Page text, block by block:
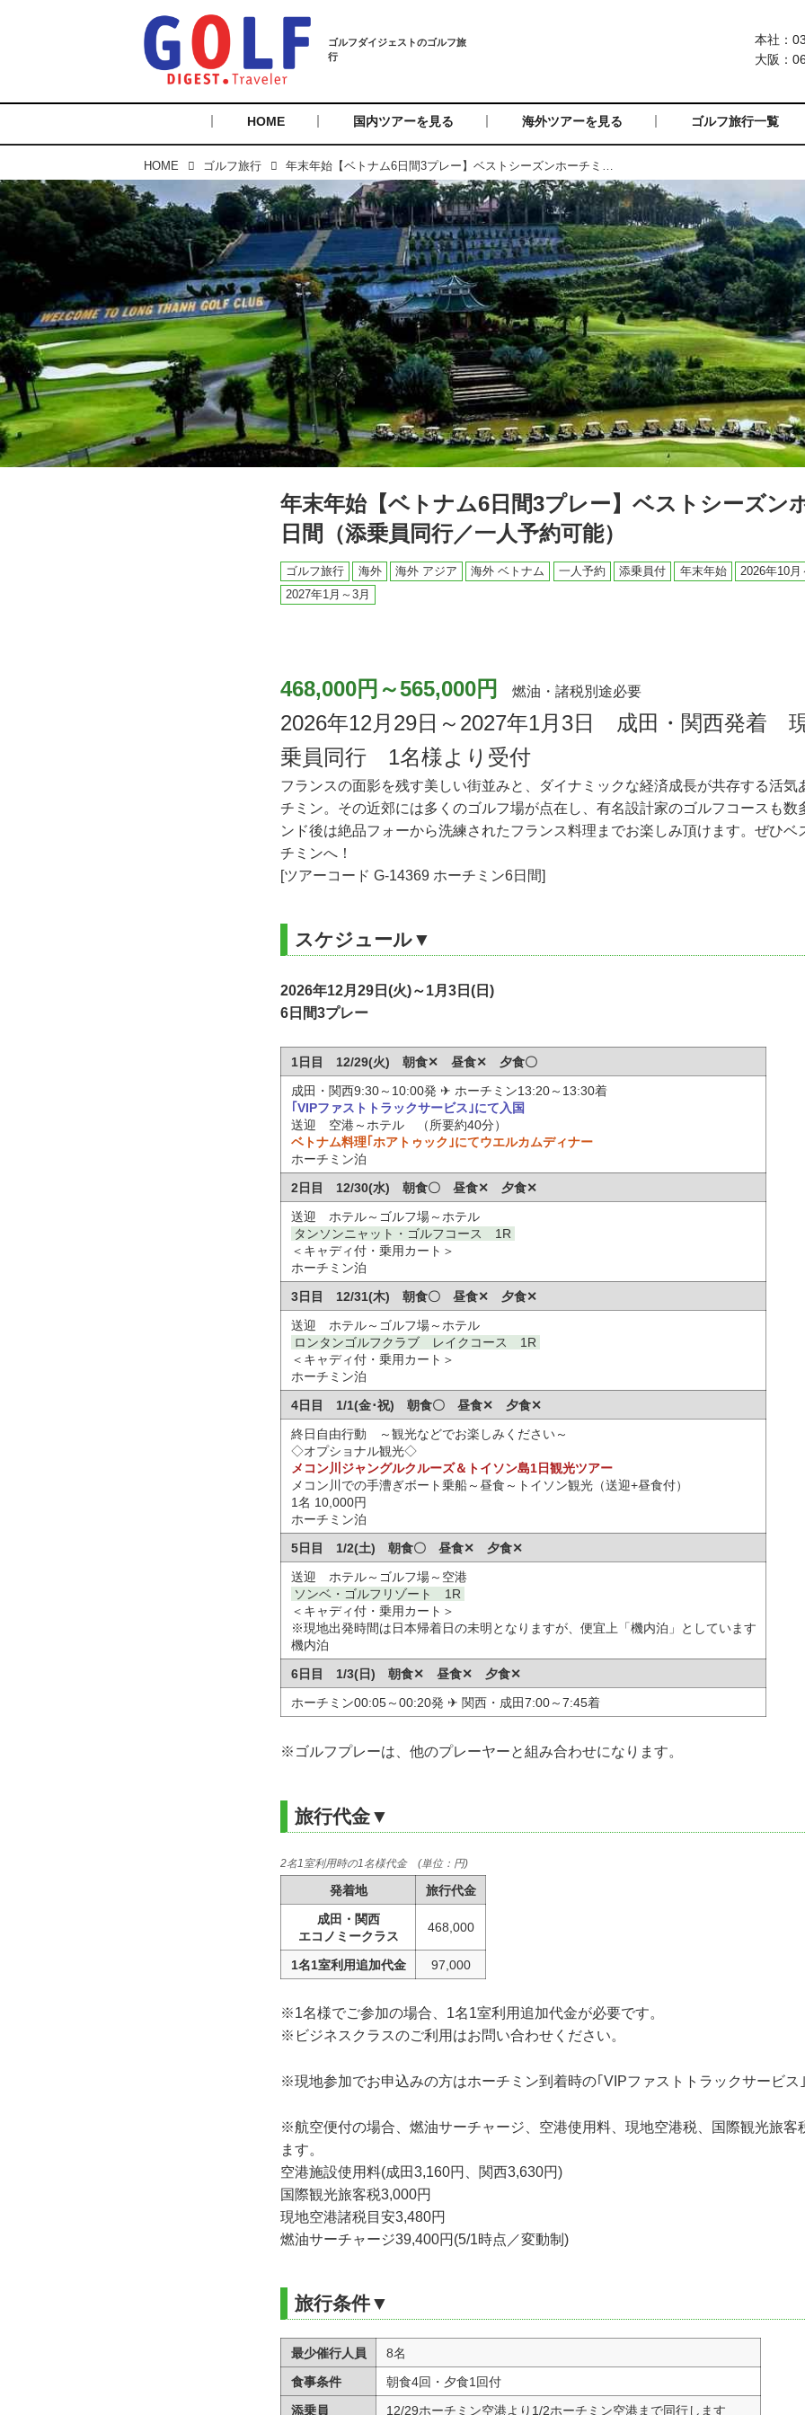
HOME 国内ツアーを見る 海外ツアーを見る ゴルフ旅行一覧
本社：
大阪：
HOME ゴルフ旅行 年末年始【ベトナム6日間3プレー】ベストシーズンホーチミン6日間（添乗員同行／一人予約可能）
年末年始【ベトナム6日間3プレー】ベストシーズン
日間（添乗員同行／一人予約可能）
ゴルフ旅行 海外 海外 アジア 海外 ベトナム 一人予約 添乗員付 年末年始
2026年10月
2027年1月～3月
468,000円～565,000円 燃油・諸税別途必要
2026年12月29日～2027年1月3日 成田・関西発着
乗員同行 1名様より受付
フランスの面影を残す美しい街並みと、ダイナミックな経済成長が共存する活気
チミン。その近郊には多くのゴルフ場が点在し、有名設計家のゴルフコースも数
ンド後は絶品フォーから洗練されたフランス料理までお楽しみ頂けます。ぜひベ
チミンへ！
[ツアーコード G-14369 ホーチミン6日間]
スケジュール▼
2026年12月29日(火)～1月3日(日)
6日間3プレー
1日目 12/29(火) 朝食✕ 昼食✕ 夕食〇
成田・関西9:30～10:00発 ✈ ホーチミン13:20～13:30着
｢VIPファストトラックサービス｣にて入国
送迎 空港～ホテル （所要約40分）
ベトナム料理｢ホアトゥック｣にてウエルカムディナー
ホーチミン泊
2日目 12/30(水) 朝食〇 昼食✕ 夕食✕
送迎 ホテル～ゴルフ場～ホテル
タンソンニャット・ゴルフコース 1R
＜キャディ付・乗用カート＞
ホーチミン泊
3日目 12/31(木) 朝食〇 昼食✕ 夕食✕
送迎 ホテル～ゴルフ場～ホテル
ロンタンゴルフクラブ レイクコース 1R
＜キャディ付・乗用カート＞
ホーチミン泊
4日目 1/1(金･祝) 朝食〇 昼食✕ 夕食✕
終日自由行動 ～観光などでお楽しみください～
◇オプショナル観光◇
メコン川ジャングルクルーズ＆トイソン島1日観光ツアー
メコン川での手漕ぎボート乗船～昼食～トイソン観光（送迎+昼食付）
1名 10,000円
ホーチミン泊
5日目 1/2(土) 朝食〇 昼食✕ 夕食✕
送迎 ホテル～ゴルフ場～空港
ソンベ・ゴルフリゾート 1R
＜キャディ付・乗用カート＞
※現地出発時間は日本帰着日の未明となりますが、便宜上「機内泊」としています
機内泊
6日目 1/3(日) 朝食✕ 昼食✕ 夕食✕
ホーチミン00:05～00:20発 ✈ 関西・成田7:00～7:45着
※ゴルフプレーは、他のプレーヤーと組み合わせになります。
旅行代金▼
発着地
旅行代金
成田・関西
エコノミークラス
468,000
1名1室利用追加代金 97,000
2名1室利用時の1名様代金 (単位：円)
※1名様でご参加の場合、1名1室利用追加代金が必要です。
※ビジネスクラスのご利用はお問い合わせください。
※現地参加でお申込みの方はホーチミン到着時の｢VIPファストトラックサービス｣
※航空便付の場合、燃油サーチャージ、空港使用料、現地空港税、国際観光旅客
ます。
空港施設使用料(成田3,160円、関西3,630円)
国際観光旅客税3,000円
現地空港諸税目安3,480円
燃油サーチャージ39,400円(5/1時点／変動制)
旅行条件▼
最少催行人員
8名
食事条件
朝食4回・夕食1回付
添乗員
12/29ホーチミン空港より1/2ホーチミン空港まで同行します